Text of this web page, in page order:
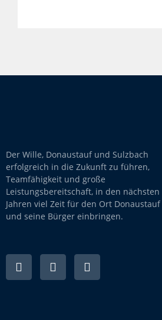
Der Wille, Donaustauf und Sulzbach
erfolgreich in die Zukunft zu führen,
Teamfähigkeit und große
Leistungsbereitschaft, in den nächsten
Jahren viel Zeit für den Ort Donaustauf
und seine Bürger einbringen.